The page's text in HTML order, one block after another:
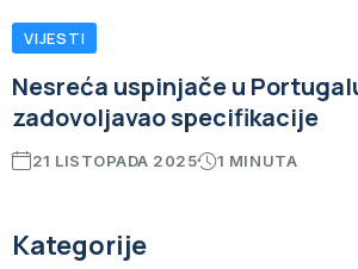
VIJESTI
Nesreća uspinjače u
zadovoljavao specifikacije
21 LISTOPADA 2025 1 MINUTA
Kategorije